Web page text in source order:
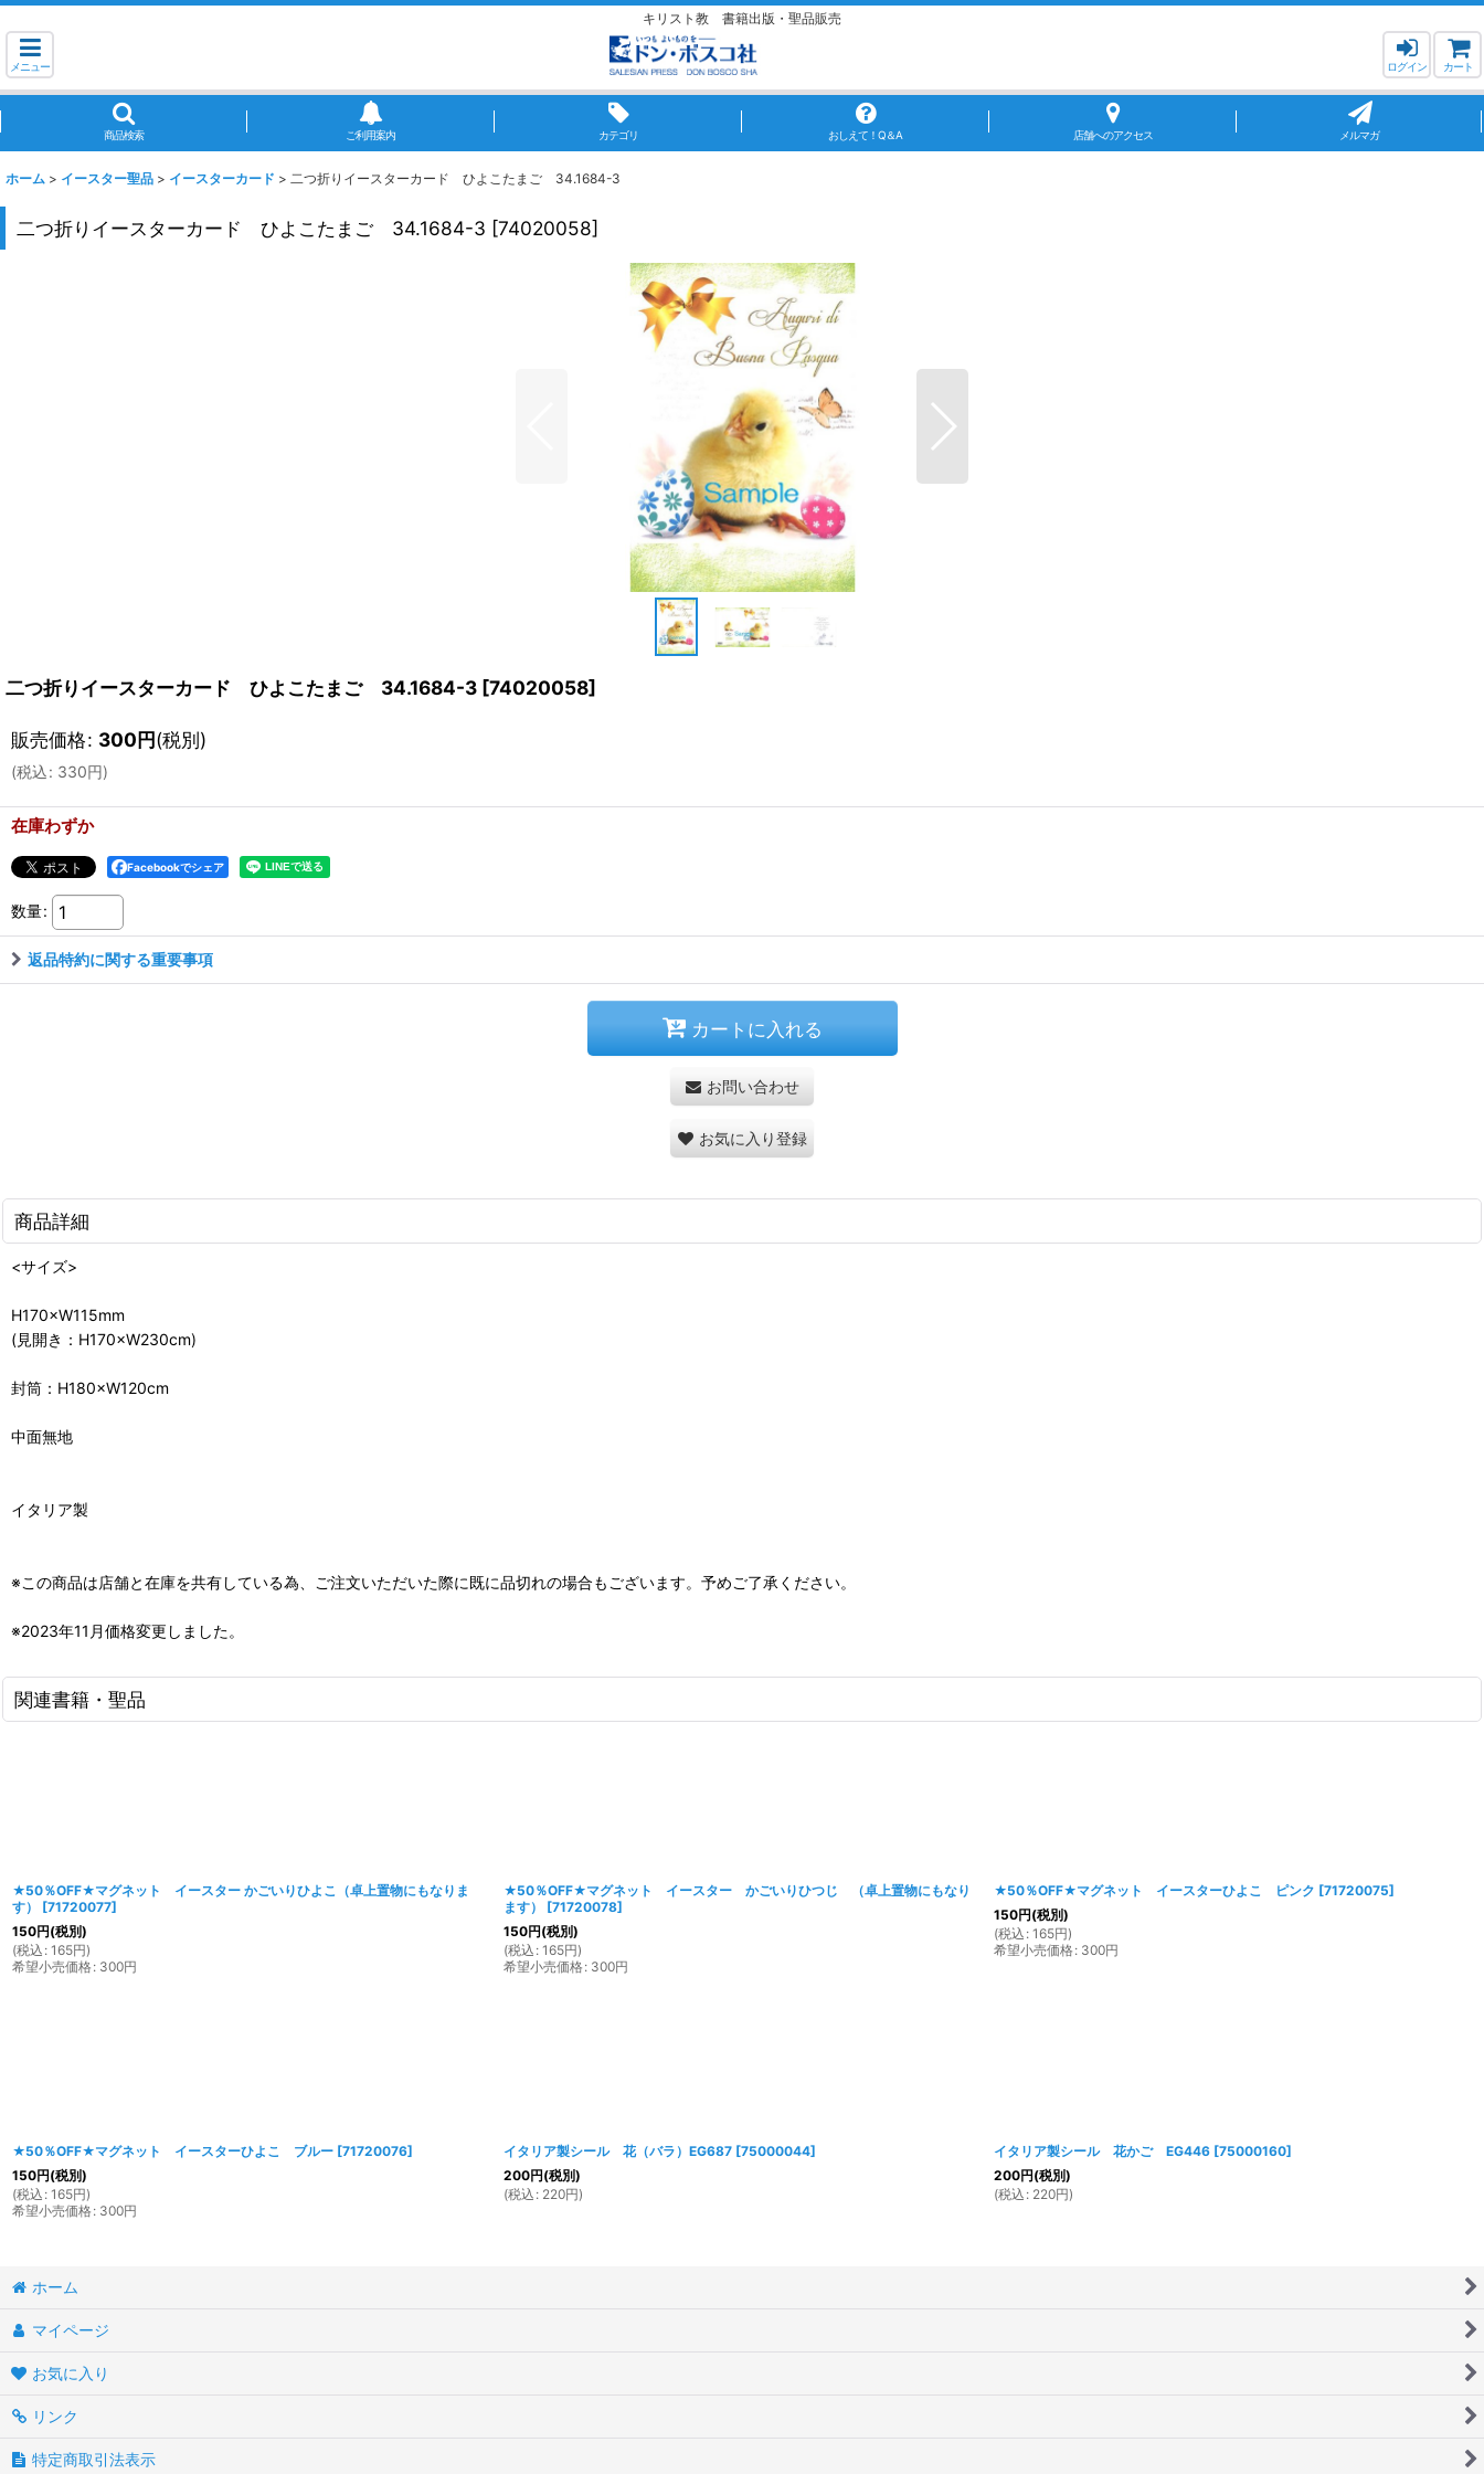
キリスト教 書籍出版・聖品販売
メニュー ログイン カート
商品検索 ご利用案内 カテゴリ おしえて！Q＆A 店舗へのアクセス メルマガ
ホーム > イースター聖品 > イースターカード > 二つ折りイースターカード ひよこたまご 34.1684-3
二つ折りイースターカード ひよこたまご 34.1684-3 [74020058]
二つ折りイースターカード ひよこたまご 34.1684-3 [74020058]
販売価格: 300円(税別)
(税込: 330円)
在庫わずか
Facebookでシェア
数量:
返品特約に関する重要事項
カートに入れる
お問い合わせ
お気に入り登録
商品詳細
<サイズ>
H170×W115mm
(見開き：H170×W230cm)
封筒：H180×W120cm
中面無地
イタリア製
※この商品は店舗と在庫を共有している為、ご注文いただいた際に既に品切れの場合もございます。予めご了承ください。
※2023年11月価格変更しました。
関連書籍・聖品
★50％OFF★マグネット イースター かごいりひよこ（卓上置物にもなりま
す）
[71720077]
150円(税別)
(税込 : 165円)
希望小売価格: 300円
★50％OFF★マグネット イースター かごいりひつじ （卓上置物にもなり
ます）
[71720078]
150円(税別)
(税込 : 165円)
希望小売価格: 300円
★50％OFF★マグネット イースターひよこ ピンク [71720075]
150円(税別)
(税込 : 165円)
希望小売価格: 300円
★50％OFF★マグネット イースターひよこ ブルー [71720076]
150円(税別)
(税込 : 165円)
希望小売価格: 300円
イタリア製シール 花（バラ）EG687 [75000044]
200円(税別)
(税込 : 220円)
イタリア製シール 花かご EG446 [75000160]
200円(税別)
(税込 : 220円)
ホーム
マイページ
お気に入り
リンク
特定商取引法表示